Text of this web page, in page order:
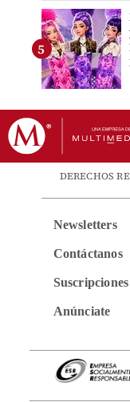
DERECHOS
Newsletters
Contáctanos
Suscripciones
Anúnciate